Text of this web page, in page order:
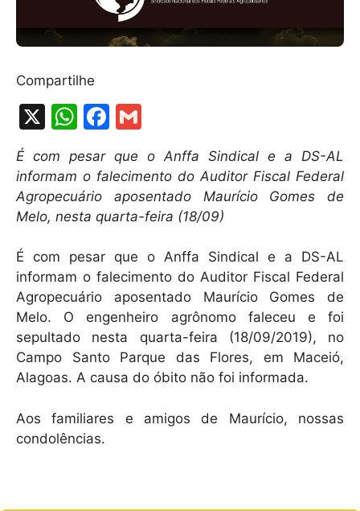
Compartilhe
X
W
at
s
A
p
p
F
c
e
b
o
o
k
ai
l
É com pesar que o Anffa Sindical e a DS-AL
informam o falecimento do Auditor Fiscal Federal
Agropecuário aposentado Maurício Gomes de
Melo, nesta quarta-feira (18/09)
É com pesar que o Anffa Sindical e a DS-AL
informam o falecimento do Auditor Fiscal Federal
Agropecuário aposentado Maurício Gomes de
Melo. O engenheiro agrônomo faleceu e foi
sepultado nesta quarta-feira (18/09/2019), no
Campo Santo Parque das Flores, em Maceió,
Alagoas. A causa do óbito não foi informada.
Aos familiares e amigos de Maurício, nossas
condolências.